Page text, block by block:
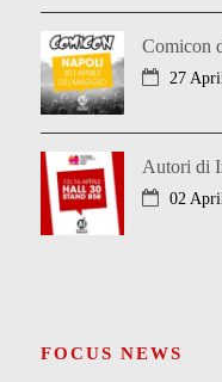
Comicon
27
Autori di
02
FOCUS NEWS